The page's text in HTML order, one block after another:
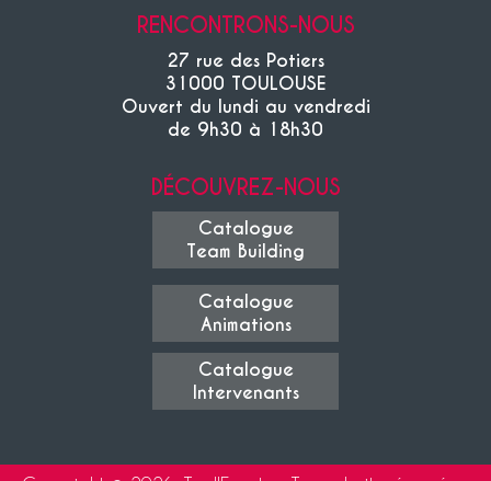
RENCONTRONS-NOUS
27 rue des Potiers
31000 TOULOUSE
Ouvert du lundi au vendredi
de 9h30 à 18h30
DÉCOUVREZ-NOUS
Catalogue
Team Building
Catalogue
Animations
Catalogue
Intervenants